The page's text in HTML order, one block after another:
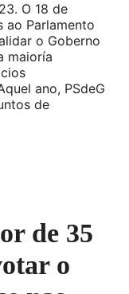
O 18 de
ao Parlamento
o Goberno
maioría
ano, PSdeG
de
de 35
o